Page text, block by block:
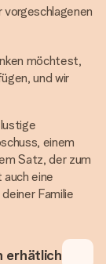
möchtest,
und wir
einem
Satz, der zum
eine
Familie
erhätlich